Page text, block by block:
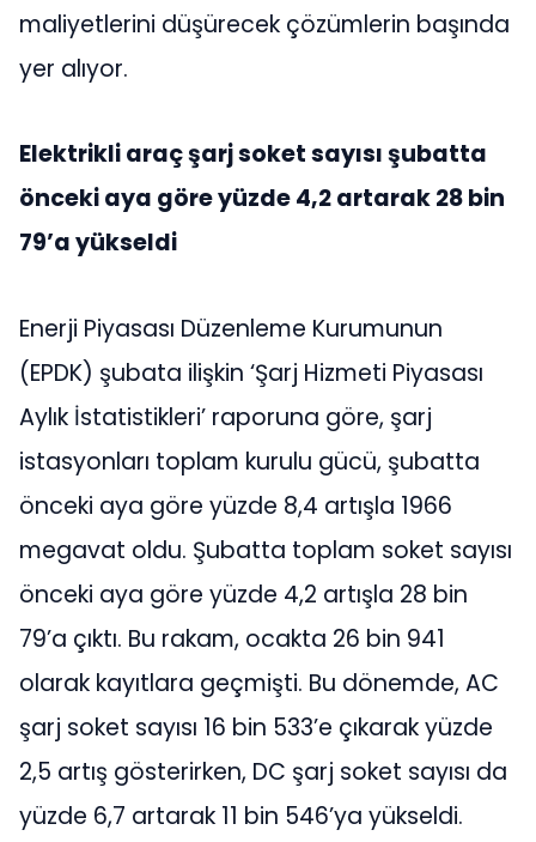
maliyetlerini düşürecek çözümlerin başında
yer alıyor.
Elektrikli araç şarj soket sayısı şubatta
önceki aya göre yüzde 4,2 artarak 28 bin
79’a yükseldi
Enerji Piyasası Düzenleme Kurumunun
(EPDK) şubata ilişkin ‘Şarj Hizmeti Piyasası
Aylık İstatistikleri’ raporuna göre, şarj
istasyonları toplam kurulu gücü, şubatta
önceki aya göre yüzde 8,4 artışla 1966
megavat oldu. Şubatta toplam soket sayısı
önceki aya göre yüzde 4,2 artışla 28 bin
79’a çıktı. Bu rakam, ocakta 26 bin 941
olarak kayıtlara geçmişti. Bu dönemde, AC
şarj soket sayısı 16 bin 533’e çıkarak yüzde
2,5 artış gösterirken, DC şarj soket sayısı da
yüzde 6,7 artarak 11 bin 546’ya yükseldi.